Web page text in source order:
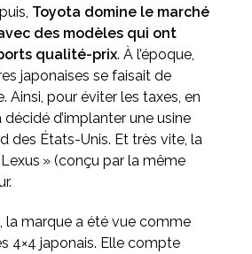
Toyota domine le marché
des modèles qui ont
qualité-prix. À l’époque,
japonaises se faisait de
Ainsi, pour éviter les taxes, en
décidé d’implanter une usine
des États-Unis. Et très vite, la
» (conçu par la même
la marque a été vue comme
4×4 japonais. Elle compte